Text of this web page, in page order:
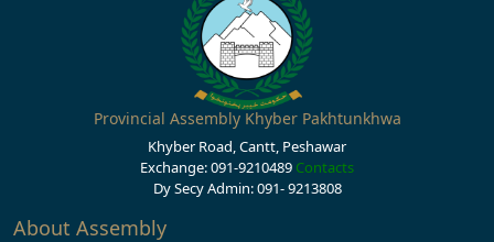
Provincial Assembly Khyber Pakhtunkhwa
Khyber Road, Cantt, Peshawar
Exchange: 091-9210489 Contacts
Dy Secy Admin: 091- 9213808
About Assembly